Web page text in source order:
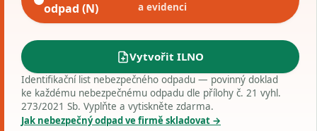
odpad (N)
a evidenci
Vytvořit ILNO
Identifikační list nebezpečného odpadu — povinný doklad
ke každému nebezpečnému odpadu dle přílohy č. 21 vyhl.
273/2021 Sb. Vyplňte a vytiskněte zdarma.
Jak nebezpečný odpad ve firmě skladovat →